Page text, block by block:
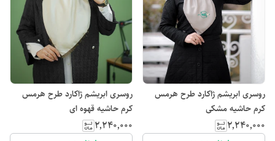
روسری ابریشم ژاکارد طرح هرمس
کرم حاشیه مشکی
۲٬۲۴۰٬۰۰۰
روسری ابریشم ژاکارد طرح هرمس
کرم حاشیه قهوه ای
۲٬۲۴۰٬۰۰۰